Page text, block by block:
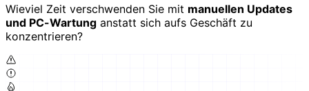
Wieviel Zeit verschwenden Sie mit manuellen Updates
und PC-Wartung anstatt sich aufs Geschäft zu
konzentrieren?